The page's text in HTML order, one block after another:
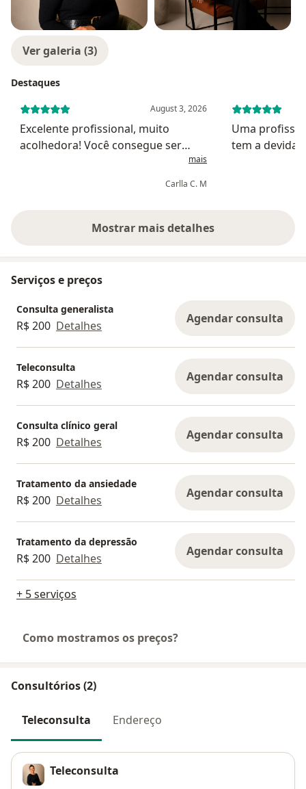
Ver galeria (3)
Destaques
August 3, 2026
Excelente profissional, muito
acolhedora! Você consegue ser
totalmente transparente pois ela
deixa o ambiente da conversa
mais
Carlla C. M
Uma
tem a devida
Mostrar mais detalhes
sobre a experiência
Serviços e preços
Consulta generalista
R$ 200 Detalhes Agendar consulta
Teleconsulta
R$ 200 Detalhes Agendar consulta
Consulta clínico geral
R$ 200 Detalhes Agendar consulta
Tratamento da ansiedade
R$ 200 Detalhes Agendar consulta
Tratamento da depressão
R$ 200 Detalhes Agendar consulta
+ 5 serviços
Como mostramos os preços?
Consultórios (2)
Teleconsulta Endereço
Teleconsulta